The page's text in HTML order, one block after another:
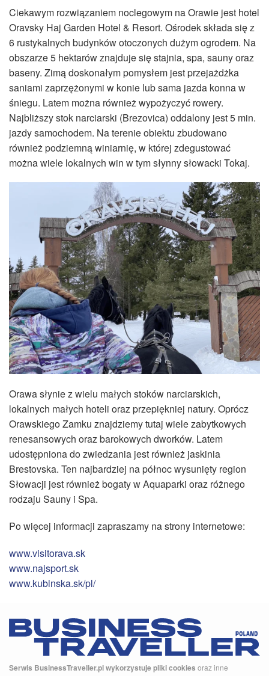
Ciekawym rozwiązaniem noclegowym na Orawie jest hotel
Oravsky Haj Garden Hotel & Resort. Ośrodek składa się z
6 rustykalnych budynków otoczonych dużym ogrodem. Na
obszarze 5 hektarów znajduje się stajnia, spa, sauny oraz
baseny. Zimą doskonałym pomysłem jest przejażdżka
saniami zaprzężonymi w konie lub sama jazda konna w
śniegu. Latem można również wypożyczyć rowery.
Najbliższy stok narciarski (Brezovica) oddalony jest 5 min.
jazdy samochodem. Na terenie obiektu zbudowano
również podziemną winiarnię, w której zdegustować
można wiele lokalnych win w tym słynny słowacki Tokaj.
Orawa słynie z wielu małych stoków narciarskich,
lokalnych małych hoteli oraz przepiękniej natury. Oprócz
Orawskiego Zamku znajdziemy tutaj wiele zabytkowych
renesansowych oraz barokowych dworków. Latem
udostępniona do zwiedzania jest również jaskinia
Brestovska. Ten najbardziej na północ wysunięty region
Słowacji jest również bogaty w Aquaparki oraz różnego
rodzaju Sauny i Spa.
Po więcej informacji zapraszamy na strony internetowe:
www.visitorava.sk
www.najsport.sk
www.kubinska.sk/pl/
Serwis BusinessTraveller.pl wykorzystuje pliki cookies oraz inne